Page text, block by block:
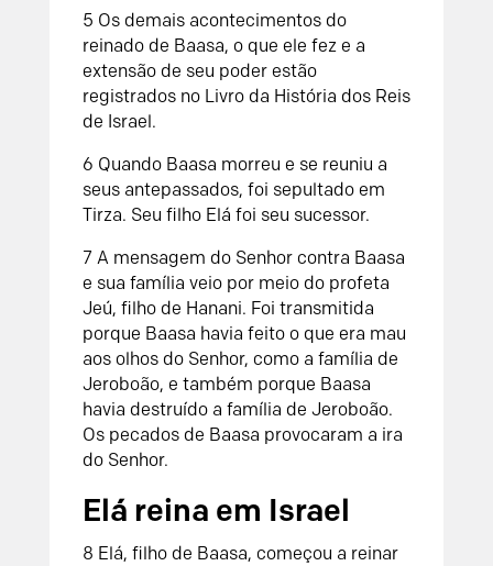
5 Os demais acontecimentos do
reinado de Baasa, o que ele fez e a
extensão de seu poder estão
registrados no Livro da História dos Reis
de Israel.
6 Quando Baasa morreu e se reuniu a
seus antepassados, foi sepultado em
Tirza. Seu filho Elá foi seu sucessor.
7 A mensagem do Senhorcontra Baasa
e sua família veio por meio do profeta
Jeú, filho de Hanani. Foi transmitida
porque Baasa havia feito o que era mau
aos olhos do Senhor, como a família de
Jeroboão, e também porque Baasa
havia destruído a família de Jeroboão.
Os pecados de Baasa provocaram a ira
do Senhor.
Elá reina em Israel
8 Elá, filho de Baasa, começou a reinar